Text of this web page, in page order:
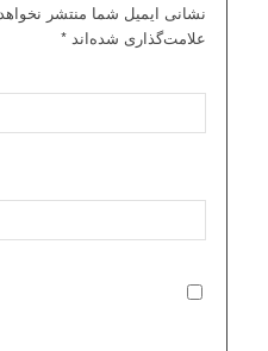
نشانی ایمیل شما منتشر
علامت‌گذاری شده‌اند *